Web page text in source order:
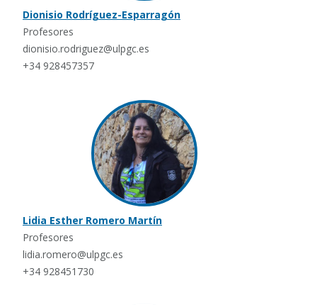
Dionisio Rodríguez-Esparragón
Profesores
dionisio.rodriguez@ulpgc.es
+34 928457357
Lidia Esther Romero Martín
Profesores
lidia.romero@ulpgc.es
+34 928451730